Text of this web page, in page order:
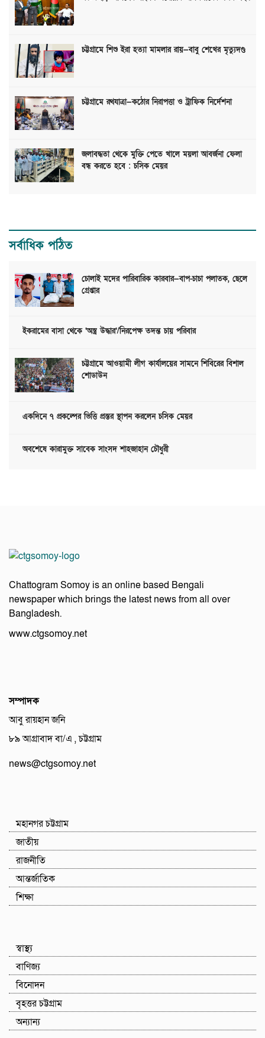
চট্টগ্রামে শিশু ইরা হত্যা মামলার রায়—বাবু শেখের মৃত্যুদণ্ড
চট্টগ্রামে রথযাত্রা—কঠোর নিরাপত্তা ও ট্রাফিক নির্দেশনা
জলাবদ্ধতা থেকে মুক্তি পেতে খালে ময়লা আবর্জনা ফেলা
বন্ধ করতে হবে : চসিক মেয়র
সর্বাধিক পঠিত
চোলাই মদের পারিবারিক কারবার—বাপ-চাচা পলাতক, ছেলে
গ্রেপ্তার
ইকরামের বাসা থেকে ‘অস্ত্র উদ্ধার’/নিরপেক্ষ তদন্ত চায় পরিবার
চট্টগ্রামে আওয়ামী লীগ কার্যালয়ের সামনে শিবিরের বিশাল
শোডাউন
একদিনে ৭ প্রকল্পের ভিত্তি প্রস্তর স্থাপন করলেন চসিক মেয়র
অবশেষে কারামুক্ত সাবেক সাংসদ শাহজাহান চৌধুরী
Chattogram Somoy is an online based Bengali
newspaper which brings the latest news from all over
Bangladesh.
www.ctgsomoy.net
সম্পাদক
আবু রায়হান জনি
৮৯ আগ্রাবাদ বা/এ , চট্টগ্রাম
news@ctgsomoy.net
মহানগর চট্টগ্রাম
জাতীয়
রাজনীতি
আন্তর্জাতিক
শিক্ষা
স্বাস্থ্য
বাণিজ্য
বিনোদন
বৃহত্তর চট্টগ্রাম
অন্যান্য